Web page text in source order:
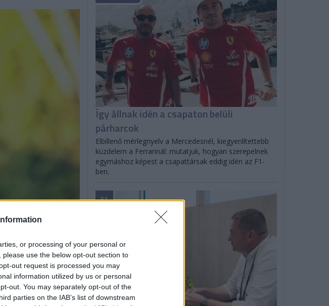
or processing of your personal or
use the below opt-out section to
out request is processed you may
information utilized by us or personal
out. You may separately opt-out of the
parties on the IAB’s list of downstream
3 órája
Így állnak idén a csapaton belüli
párharcok
Elbillenő mérlegnyelv a Mercedesnél, kiegyenlítettebb
küzdelem a Ferrarinál: mutatjuk, hogyan szerepelnek
egymáshoz képest a csapattársak eddig idén az F1-
ben.
F1